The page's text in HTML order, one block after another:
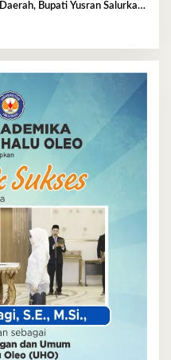
Daerah, Bupati Yusran Salurkan